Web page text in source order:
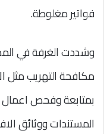
فواتير مغلوطة.
وشددت الغرفة في
مكافحة التهريب مثل
بمتابعة وفحص
المستندات ووثائق